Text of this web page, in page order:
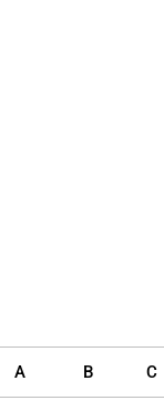
A B C